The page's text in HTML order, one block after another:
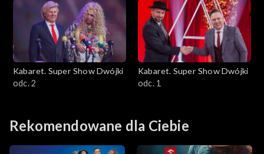
Kabaret. Super Show Dwójki
odc. 2
Kabaret. Super Show Dwójki
odc. 1
Rekomendowane dla Ciebie